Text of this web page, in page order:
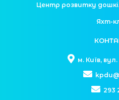
Центр розвитку
Яхт-
м. Київ,
293